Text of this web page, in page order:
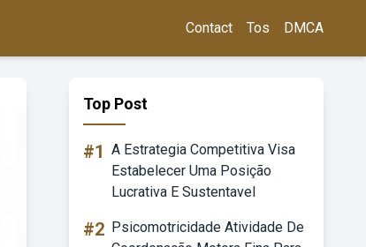
Contact Tos DMCA
Top Post
#1 A Estrategia Competitiva Visa
Estabelecer Uma Posição
Lucrativa E Sustentavel
#2 Psicomotricidade Atividade De